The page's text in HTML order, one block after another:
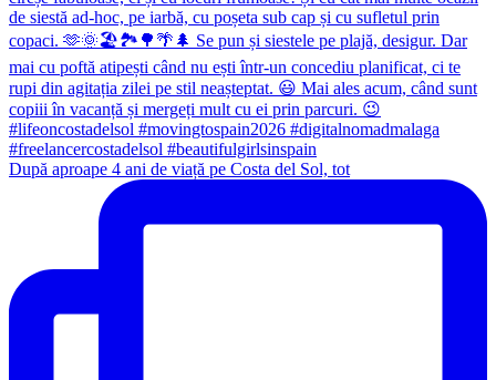
După aproape 4 ani de viață pe Costa del Sol, tot